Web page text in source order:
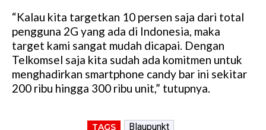
“Kalau kita targetkan 10 persen saja dari total
pengguna 2G yang ada di Indonesia, maka
target kami sangat mudah dicapai. Dengan
Telkomsel saja kita sudah ada komitmen untuk
menghadirkan smartphone candy bar ini sekitar
200 ribu hingga 300 ribu unit,” tutupnya.
TAGS Blaupunkt